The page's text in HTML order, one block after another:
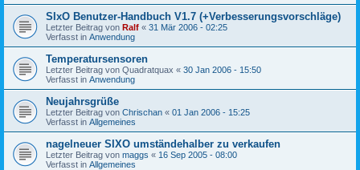
SIxO Benutzer-Handbuch V1.7 (+Verbesserungsvorschläge)
Letzter Beitrag von Ralf « 31 Mär 2006 - 02:25
Verfasst in Anwendung
Temperatursensoren
Letzter Beitrag von Quadratquax « 30 Jan 2006 - 15:50
Verfasst in Anwendung
Neujahrsgrüße
Letzter Beitrag von Chrischan « 01 Jan 2006 - 15:25
Verfasst in Allgemeines
nagelneuer SIXO umständehalber zu verkaufen
Letzter Beitrag von maggs « 16 Sep 2005 - 08:00
Verfasst in Allgemeines